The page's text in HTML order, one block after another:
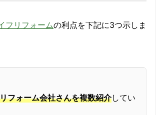
フリフォームの利点を下記に3つ示しま
フォーム会社さんを複数紹介してい